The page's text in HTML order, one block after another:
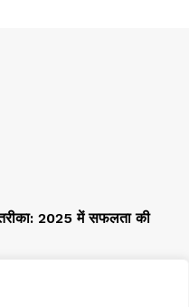
2025 में सफलता की